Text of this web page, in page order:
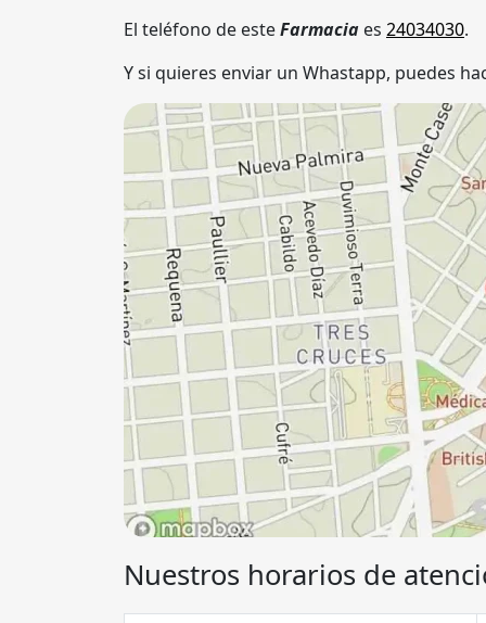
El teléfono de esteFarmacia es 24034030.
Y si quieres enviar un Whastapp, puedes
Nuestros horarios de